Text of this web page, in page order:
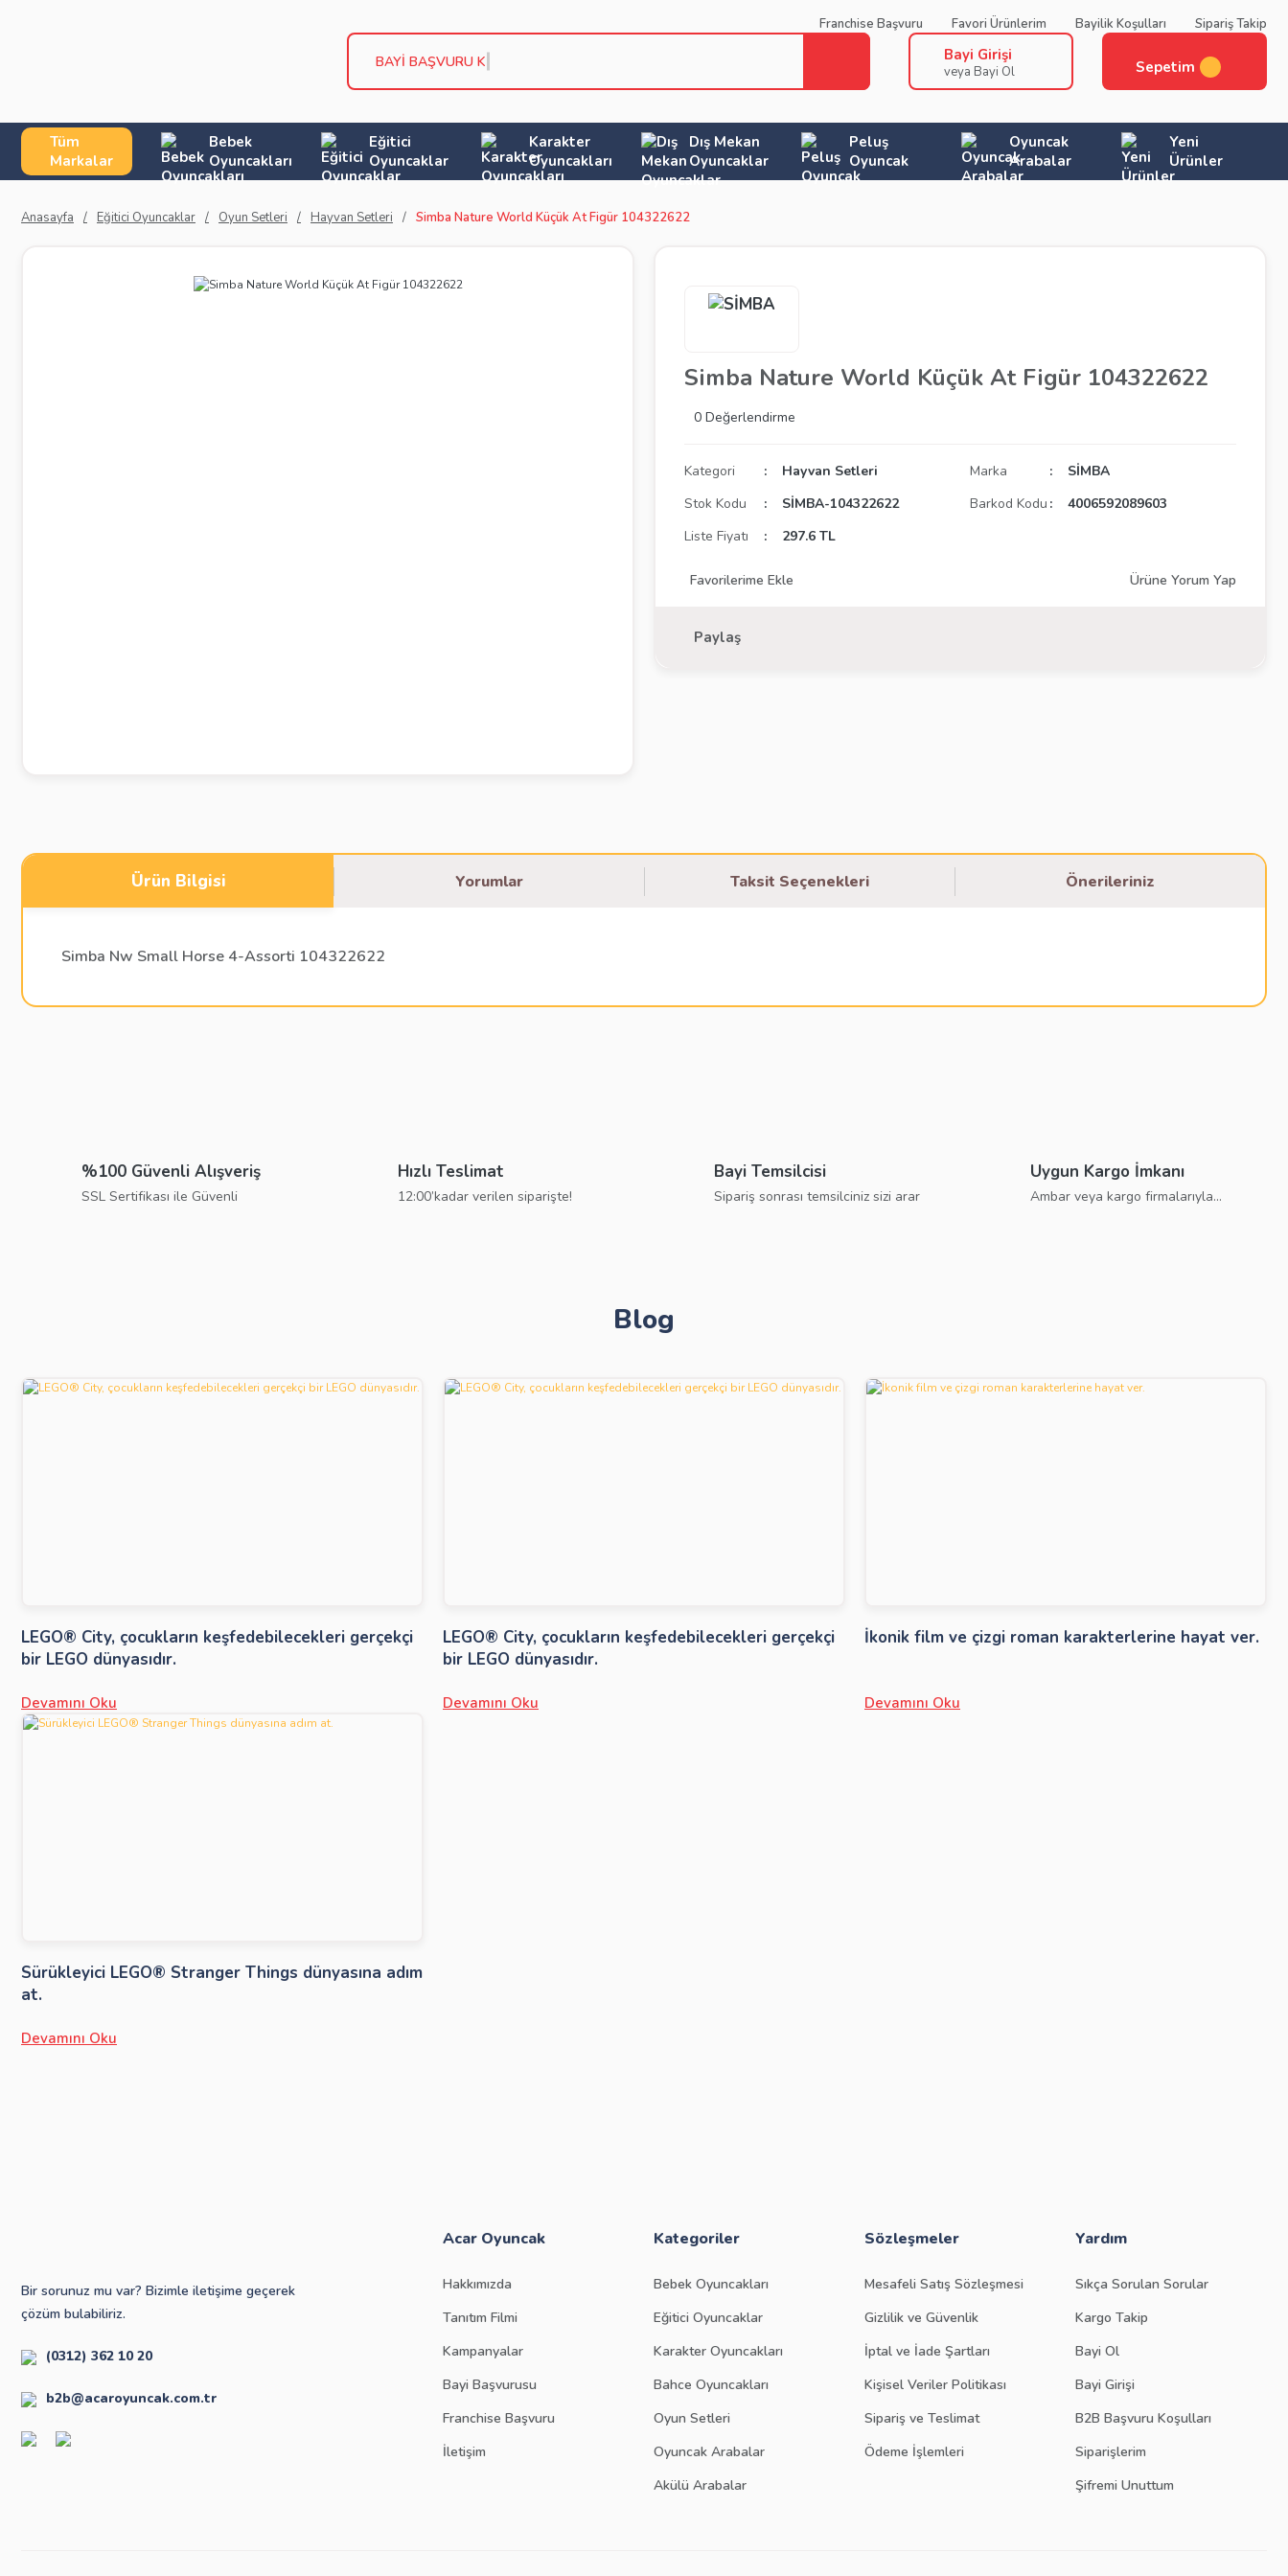
Franchise Başvuru Favori Ürünlerim Bayilik Koşulları Sipariş Takip
BAYİ BAŞVURU KOŞ Bayi Girişi
veya Bayi Ol Sepetim
Tüm
Markalar
Bebek
Oyuncakları
Eğitici
Oyuncaklar
Karakter
Oyuncakları
Dış Mekan
Oyuncaklar
Peluş
Oyuncak
Oyuncak
Arabalar
Yeni
Ürünler
Anasayfa Eğitici Oyuncaklar Oyun Setleri Hayvan Setleri Simba Nature World Küçük At Figür 104322622
Simba Nature World Küçük At Figür 104322622
0 Değerlendirme
Kategori Hayvan Setleri Marka
SİMBA
Stok Kodu
SİMBA-104322622 Barkod Kodu
4006592089603
Liste Fiyatı
297.6 TL
Ürüne Yorum Yap
Paylaş
Ürün Bilgisi Yorumlar Taksit Seçenekleri Önerileriniz
Simba Nw Small Horse 4-Assorti 104322622
Ürün bilgilerinde hatalar bulunuyor.
%100 Güvenli Alışveriş
SSL Sertifikası ile Güvenli
Hızlı Teslimat
12:00’kadar verilen siparişte!
Bayi Temsilcisi
Sipariş sonrası temsilciniz sizi arar
Uygun Kargo İmkanı
Ambar veya kargo firmalarıyla...
Blog
LEGO® City, çocukların keşfedebilecekleri gerçekçi
bir LEGO dünyasıdır.
Devamını Oku
LEGO® City, çocukların keşfedebilecekleri gerçekçi
bir LEGO dünyasıdır.
Devamını Oku
İkonik film ve çizgi roman karakterlerine hayat ver.
Devamını Oku
Sürükleyici LEGO® Stranger Things dünyasına adım
at.
Devamını Oku
Bir sorunuz mu var? Bizimle iletişime geçerek
çözüm bulabiliriz.
(0312) 362 10 20
b2b@acaroyuncak.com.tr
Acar Oyuncak
Hakkımızda
Tanıtım Filmi
Kampanyalar
Bayi Başvurusu
Franchise Başvuru
İletişim
Kategoriler
Bebek Oyuncakları
Eğitici Oyuncaklar
Karakter Oyuncakları
Bahce Oyuncakları
Oyun Setleri
Oyuncak Arabalar
Akülü Arabalar
Sözleşmeler
Mesafeli Satış Sözleşmesi
Gizlilik ve Güvenlik
İptal ve İade Şartları
Kişisel Veriler Politikası
Sipariş ve Teslimat
Ödeme İşlemleri
Yardım
Sıkça Sorulan Sorular
Kargo Takip
Bayi Ol
Bayi Girişi
B2B Başvuru Koşulları
Siparişlerim
Şifremi Unuttum